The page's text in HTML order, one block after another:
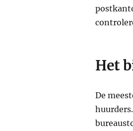
Het
De